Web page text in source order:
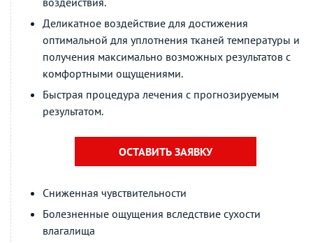
Деликатное воздействие для достижения
оптимальной для уплотнения тканей температуры и
получения максимально возможных результатов с
комфортными ощущениями.
Быстрая процедура лечения с прогнозируемым
результатом.
ОСТАВИТЬ ЗАЯВКУ
Сниженная чувствительности
Болезненные ощущения вследствие сухости
влагалища